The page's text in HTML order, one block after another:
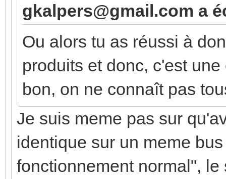
gkalpers@gmail.com a
Ou alors tu as réussi à
produits et donc, c'est
bon, on ne connaît pas
Je suis meme pas sur
identique sur un meme
fonctionnement normal",